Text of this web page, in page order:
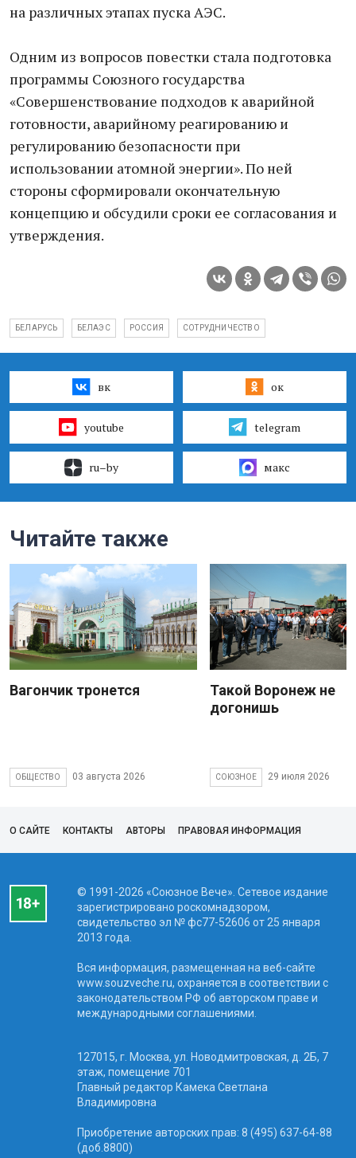
на различных этапах пуска АЭС.
Одним из вопросов повестки стала подготовка
программы Союзного государства
«Совершенствование подходов к аварийной
готовности, аварийному реагированию и
регулированию безопасности при
использовании атомной энергии». По ней
стороны сформировали окончательную
концепцию и обсудили сроки ее согласования и
утверждения.
БЕЛАРУСЬ БЕЛАЭС РОССИЯ СОТРУДНИЧЕСТВО
вк ок
youtube telegram
ru–by макс
Читайте также
Вагончик тронется
ОБЩЕСТВО 03 августа 2026
Такой Воронеж не
догонишь
СОЮЗНОЕ 29 июля 2026
О САЙТЕ КОНТАКТЫ АВТОРЫ ПРАВОВАЯ ИНФОРМАЦИЯ
© 1991-2026 «Союзное Вече». Сетевое издание
зарегистрировано роскомнадзором,
свидетельство эл № фc77-52606 от 25 января
2013 года.
Вся информация, размещенная на веб-сайте
www.souzveche.ru, охраняется в соответствии с
законодательством РФ об авторском праве и
международными соглашениями.
127015, г. Москва, ул. Новодмитровская, д. 2Б, 7
этаж, помещение 701
Главный редактор Камека Светлана
Владимировна
Приобретение авторских прав: 8 (495) 637-64-88
(доб.8800)